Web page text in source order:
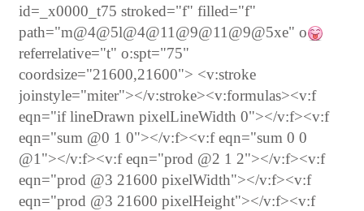
id=_x0000_t75 stroked="f" filled="f"
path="m@4@5l@4@11@9@11@9@5xe" o
referrelative="t" o:spt="75"
coordsize="21600,21600"> <v:stroke
joinstyle="miter"></v:stroke><v:formulas><v:f
eqn="if lineDrawn pixelLineWidth 0"></v:f><v:f
eqn="sum @0 1 0"></v:f><v:f eqn="sum 0 0
@1"></v:f><v:f eqn="prod @2 1 2"></v:f><v:f
eqn="prod @3 21600 pixelWidth"></v:f><v:f
eqn="prod @3 21600 pixelHeight"></v:f><v:f